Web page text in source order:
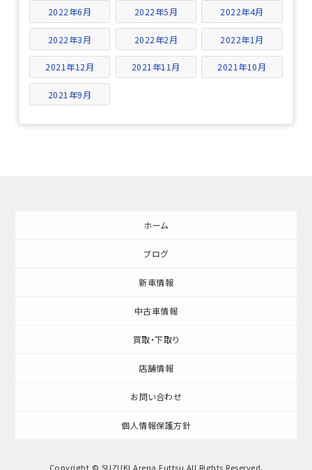
2022年6月 2022年5月 2022年4月
2022年3月 2022年2月 2022年1月
2021年12月 2021年11月 2021年10月
2021年9月
ホーム
ブログ
新車情報
中古車情報
買取・下取り
店舗情報
お問い合わせ
個人情報保護方針
Copyright © SUZUKI Arena Futtsu All Rights Reserved.